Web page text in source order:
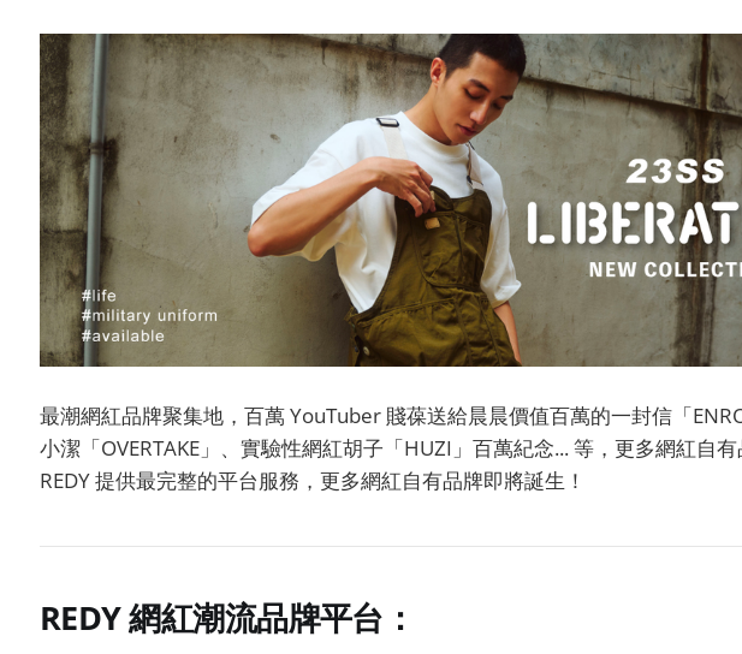
最潮網紅品牌聚集地，百萬 YouTuber 賤葆送給晨晨價值百萬的一封信「
小潔「OVERTAKE」、實驗性網紅胡子「HUZI」百萬紀念... 等，更多網紅自有
REDY 提供最完整的平台服務，更多網紅自有品牌即將誕生！
REDY 網紅潮流品牌平台：